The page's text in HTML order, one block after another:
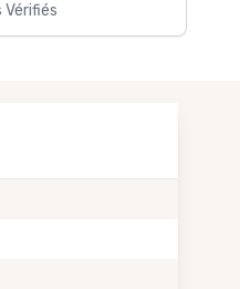
Vérifiés